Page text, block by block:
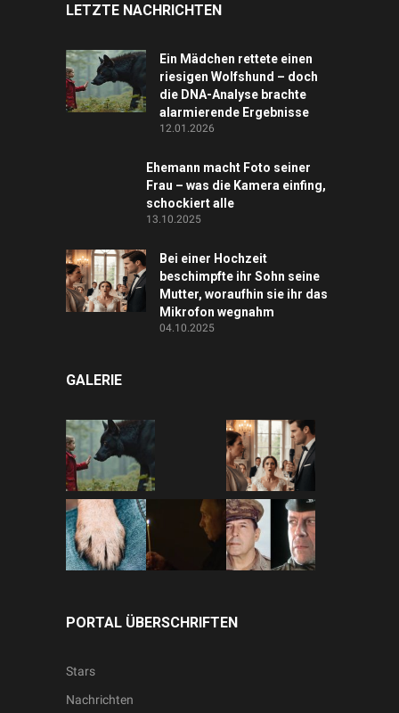
LETZTE NACHRICHTEN
Ein Mädchen rettete einen
riesigen Wolfshund – doch
die DNA-Analyse brachte
alarmierende Ergebnisse
12.01.2026
Ehemann macht Foto seiner
Frau – was die Kamera einfing,
schockiert alle
13.10.2025
Bei einer Hochzeit
beschimpfte ihr Sohn seine
Mutter, woraufhin sie ihr das
Mikrofon wegnahm
04.10.2025
GALERIE
PORTAL ÜBERSCHRIFTEN
Stars
Nachrichten